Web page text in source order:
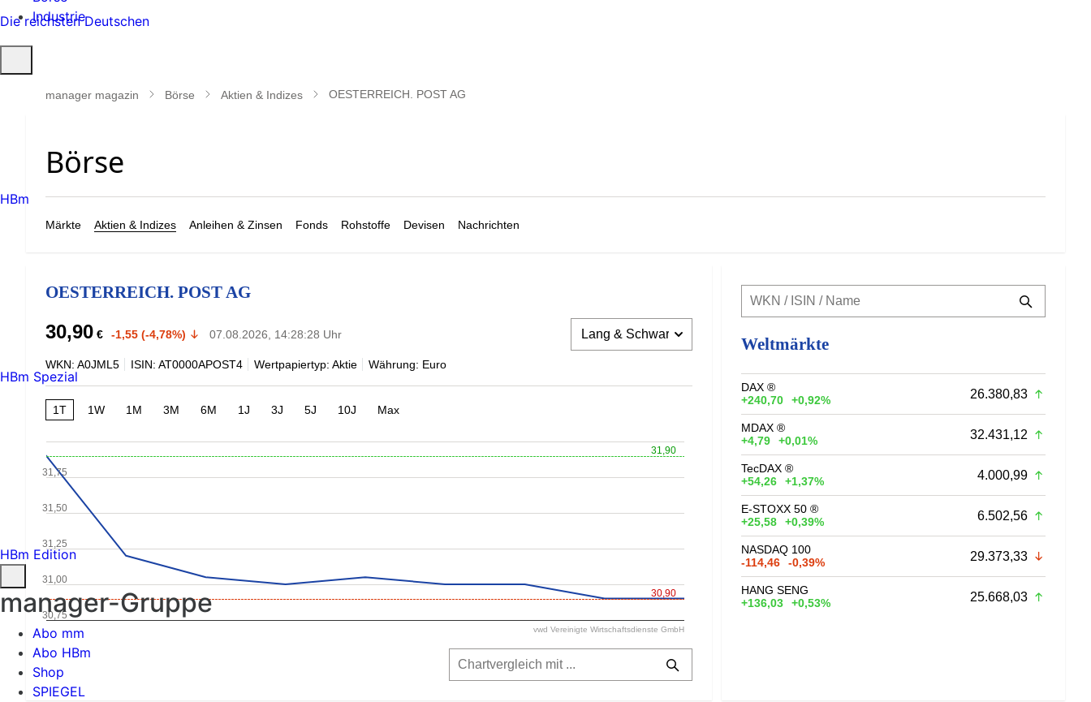
Industrie
öffnen
manager magazin Börse Aktien & Indizes OESTERREICH. POST AG
Märkte Aktien & Indizes Anleihen & Zinsen Fonds Rohstoffe Devisen Nachrichten
OESTERREICH. POST AG
30,90 € -1,55 (-4,78%) 07.08.2026, 14:28:28 Uhr
WKN: A0JML5 ISIN: AT0000APOST4 Wertpapiertyp: Aktie Währung: Euro
1T 1W 1M 3M 6M 1J 3J 5J 10J Max
31,90
30,90
31,00
31,50
30,75
31,25
31,75
vwd Vereinigte Wirtschaftsdienste GmbH
Weltmärkte
DAX ®
+240,70
+0,92% 26.380,83
MDAX ®
+4,79
+0,01% 32.431,12
TecDAX ®
+54,26
+1,37% 4.000,99
E-STOXX 50 ®
+25,58
+0,39% 6.502,56
NASDAQ 100
-114,46
-0,39% 29.373,33
HANG SENG
+136,03
+0,53% 25.668,03
Die reichsten Deutschen
HBm
HBm Spezial
HBm Edition
manager-Gruppe
Abo mm
Abo HBm
Shop
SPIEGEL